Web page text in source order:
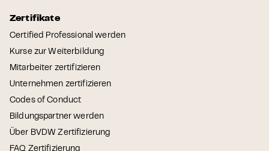
Zertifikate
Certified Professional werden
Kurse zur Weiterbildung
Mitarbeiter zertifizieren
Unternehmen zertifizieren
Codes of Conduct
Bildungspartner werden
Über BVDW Zertifizierung
FAQ Zertifizierung